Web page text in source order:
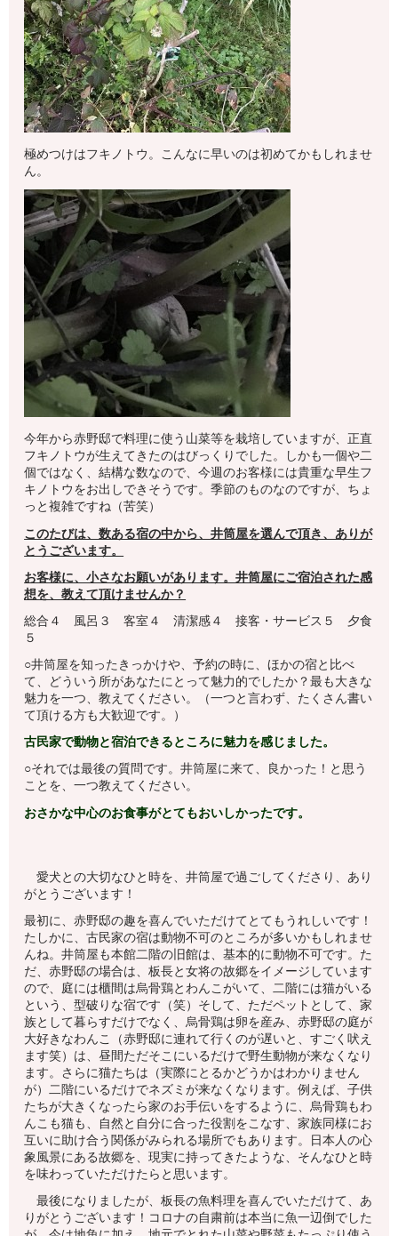
極めつけはフキノトウ。こんなに早いのは初めてかもしれませ
ん。
今年から赤野邸で料理に使う山菜等を栽培していますが、正直
フキノトウが生えてきたのはびっくりでした。しかも一個や二
個ではなく、結構な数なので、今週のお客様には貴重な早生フ
キノトウをお出しできそうです。季節のものなのですが、ちょ
っと複雑ですね（苦笑）
このたびは、数ある宿の中から、井筒屋を選んで頂き、ありが
とうございます。
お客様に、小さなお願いがあります。井筒屋にご宿泊された感
想を、教えて頂けませんか？
総合４ 風呂３ 客室４ 清潔感４ 接客・サービス５ 夕食
５
○井筒屋を知ったきっかけや、予約の時に、ほかの宿と比べ
て、どういう所があなたにとって魅力的でしたか？最も大きな
魅力を一つ、教えてください。（一つと言わず、たくさん書い
て頂ける方も大歓迎です。）
古民家で動物と宿泊できるところに魅力を感じました。
○それでは最後の質問です。井筒屋に来て、良かった！と思う
ことを、一つ教えてください。
おさかな中心のお食事がとてもおいしかったです。
愛犬との大切なひと時を、井筒屋で過ごしてくださり、あり
がとうございます！
最初に、赤野邸の趣を喜んでいただけてとてもうれしいです！
たしかに、古民家の宿は動物不可のところが多いかもしれませ
んね。井筒屋も本館二階の旧館は、基本的に動物不可です。た
だ、赤野邸の場合は、板長と女将の故郷をイメージしています
ので、庭には櫃間は烏骨鶏とわんこがいて、二階には猫がいる
という、型破りな宿です（笑）そして、ただペットとして、家
族として暮らすだけでなく、烏骨鶏は卵を産み、赤野邸の庭が
大好きなわんこ（赤野邸に連れて行くのが遅いと、すごく吠え
ます笑）は、昼間ただそこにいるだけで野生動物が来なくなり
ます。さらに猫たちは（実際にとるかどうかはわかりません
が）二階にいるだけでネズミが来なくなります。例えば、子供
たちが大きくなったら家のお手伝いをするように、烏骨鶏もわ
んこも猫も、自然と自分に合った役割をこなす、家族同様にお
互いに助け合う関係がみられる場所でもあります。日本人の心
象風景にある故郷を、現実に持ってきたような、そんなひと時
を味わっていただけたらと思います。
最後になりましたが、板長の魚料理を喜んでいただけて、あ
りがとうございます！コロナの自粛前は本当に魚一辺倒でした